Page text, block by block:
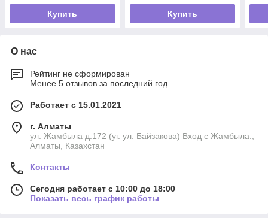
Купить Купить
О нас
Рейтинг не сформирован
Менее 5 отзывов за последний год
Работает с 15.01.2021
г. Алматы
ул. Жамбыла д.172 (уг. ул. Байзакова) Вход с Жамбыла.,
Алматы, Казахстан
Контакты
Сегодня работает с 10:00 до 18:00
Показать весь график работы